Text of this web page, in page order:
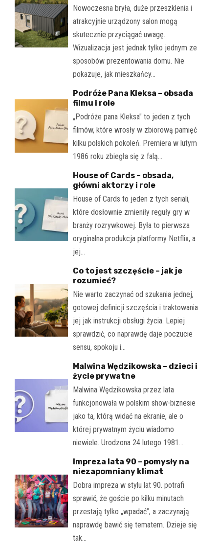
Nowoczesna bryła, duże przeszklenia i
atrakcyjnie urządzony salon mogą
skutecznie przyciągać uwagę.
Wizualizacja jest jednak tylko jednym ze
sposobów prezentowania domu. Nie
pokazuje, jak mieszkańcy…
Podróże Pana Kleksa – obsada
filmu i role
„Podróże pana Kleksa" to jeden z tych
filmów, które wrosły w zbiorową pamięć
kilku polskich pokoleń. Premiera w lutym
1986 roku zbiegła się z falą…
House of Cards – obsada,
główni aktorzy i role
House of Cards to jeden z tych seriali,
które dosłownie zmieniły reguły gry w
branży rozrywkowej. Była to pierwsza
oryginalna produkcja platformy Netflix, a
jej…
Co to jest szczęście – jak je
rozumieć?
Nie warto zaczynać od szukania jednej,
gotowej definicji szczęścia i traktowania
jej jak instrukcji obsługi życia. Lepiej
sprawdzić, co naprawdę daje poczucie
sensu, spokoju i…
Malwina Wędzikowska – dzieci i
życie prywatne
Malwina Wędzikowska przez lata
funkcjonowała w polskim show-biznesie
jako ta, którą widać na ekranie, ale o
której prywatnym życiu wiadomo
niewiele. Urodzona 24 lutego 1981…
Impreza lata 90 – pomysły na
niezapomniany klimat
Dobra impreza w stylu lat 90. potrafi
sprawić, że goście po kilku minutach
przestają tylko „wpadać”, a zaczynają
naprawdę bawić się tematem. Dzieje się
tak…